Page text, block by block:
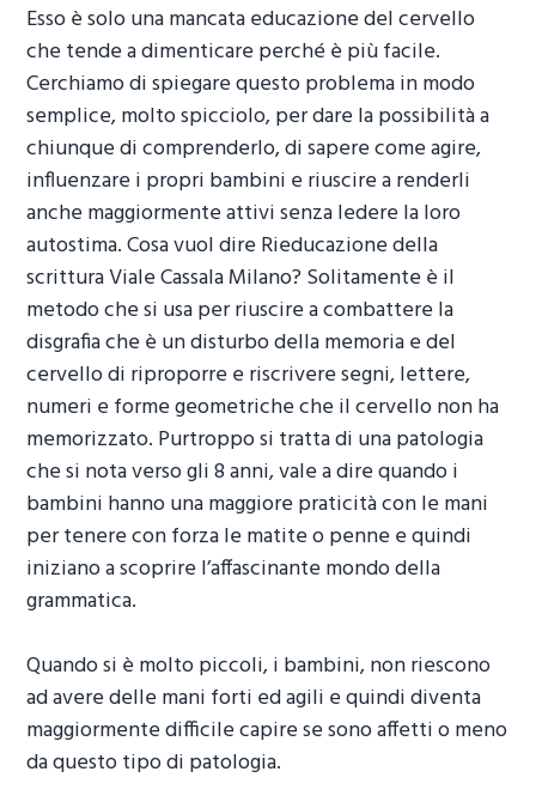
Esso è solo una mancata educazione del cervello
che tende a dimenticare perché è più facile.
Cerchiamo di spiegare questo problema in modo
semplice, molto spicciolo, per dare la possibilità a
chiunque di comprenderlo, di sapere come agire,
influenzare i propri bambini e riuscire a renderli
anche maggiormente attivi senza ledere la loro
autostima. Cosa vuol direRieducazione della
scrittura Viale Cassala Milano? Solitamente è il
metodo che si usa per riuscire a combattere la
disgrafia che è un disturbo della memoria e del
cervello di riproporre e riscrivere segni, lettere,
numeri e forme geometriche che il cervello non ha
memorizzato. Purtroppo si tratta di una patologia
che si nota verso gli 8 anni, vale a dire quando i
bambini hanno una maggiore praticità con le mani
per tenere con forza le matite o penne e quindi
iniziano a scoprire l’affascinante mondo della
grammatica.
Quando si è molto piccoli, i bambini, non riescono
ad avere delle mani forti ed agili e quindi diventa
maggiormente difficile capire se sono affetti o meno
da questo tipo di patologia.